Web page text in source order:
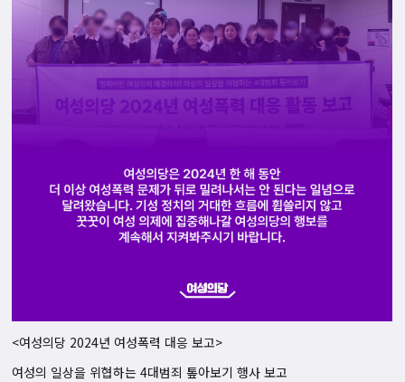
<여성의당 2024년 여성폭력 대응 보고>
여성의 일상을 위협하는 4대범죄 톺아보기 행사 보고